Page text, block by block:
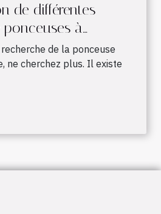
de différentes
à
de la ponceuse
ne cherchez plus. Il existe